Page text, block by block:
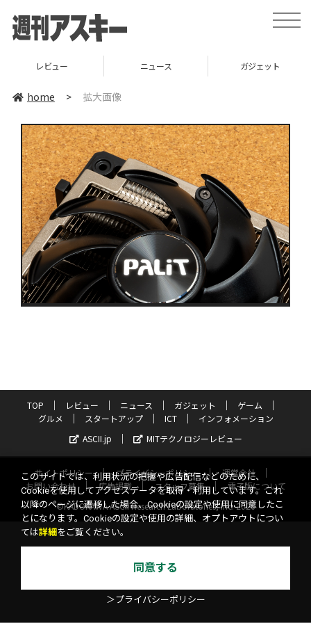
toggle
レビュー ニュース ガジェット
home > 拡大画像
TOP レビュー ニュース ガジェット
ゲーム
グルメ
スタートアップ ICT
インフォメーション
ASCII.jp
MITテクノロジーレビュー
サイトポリシー プライバシーポリシー
運営会社
お問い合わせ
広告掲載 スタッフ募集
電子版について
©KADOKAWA ASCII Research Laboratories, Inc. 2026
このサイトでは、利用状況の把握や広告配信などのために、
Cookieを使用してアクセスデータを取得・利用しています。これ
以降のページに遷移した場合、Cookieの設定や使用に同意したこ
とになります。Cookieの設定や使用の詳細、オプトアウトについ
ては詳細 をご覧ください。
同意する
＞プライバシーポリシー